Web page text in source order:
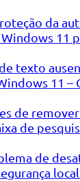
da
11
texto
11 –
de
de
de